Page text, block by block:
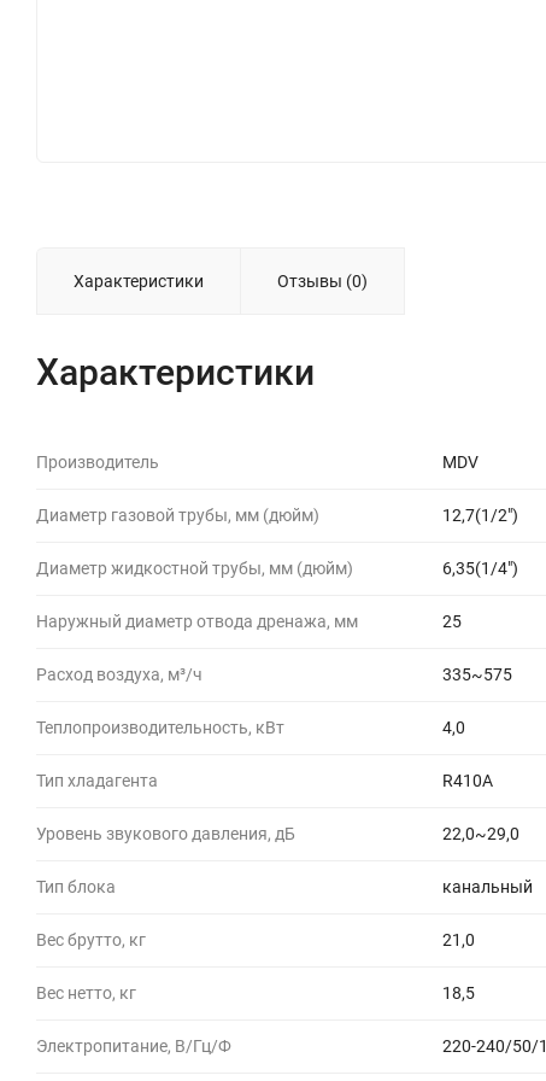
Характеристики Отзывы (0)
Характеристики
Производитель MDV
Диаметр газовой трубы, мм (дюйм) 12,7(1/2")
Диаметр жидкостной трубы, мм (дюйм) 6,35(1/4")
Наружный диаметр отвода дренажа, мм 25
Расход воздуха, м³/ч 335~575
Теплопроизводительность, кВт 4,0
Тип хладагента R410A
Уровень звукового давления, дБ 22,0~29,0
Тип блока канальный
Вес брутто, кг 21,0
Вес нетто, кг 18,5
Электропитание, В/Гц/Ф 220-240/50/1